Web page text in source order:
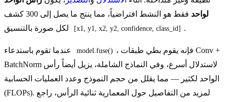
لواحد
فقط هو النشط افتراضياً، مما ينتج ما يصل إلى 300 كشف
[x1, y1, x2, y2, confidence, class_id] .
model.fuse() ، فإنه يقوم بطي طبقات Conv +
BatchNorm لاستدلال أسرع، وفي النماذج الشاملة، يزيل أيضاً رأس
الواحد لكثير — مما يقلل من حجم النموذج وعدد العمليات الحسابية
(FLOPs). لمزيد من التفاصيل حول المعمارية ثنائية الرأس، راجع